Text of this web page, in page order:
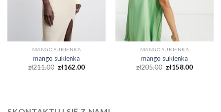
MANGO SUKIENKA
mango sukienka
zł211.00 zł162.00
MANGO SUKIENKA
mango sukienka
zł205.00 zł158.00